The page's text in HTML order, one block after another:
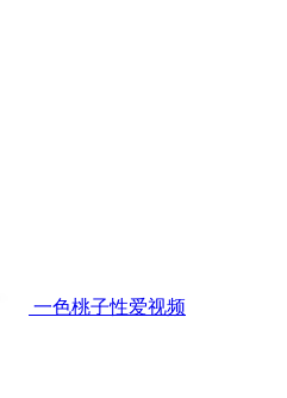
一色桃子性爱视频